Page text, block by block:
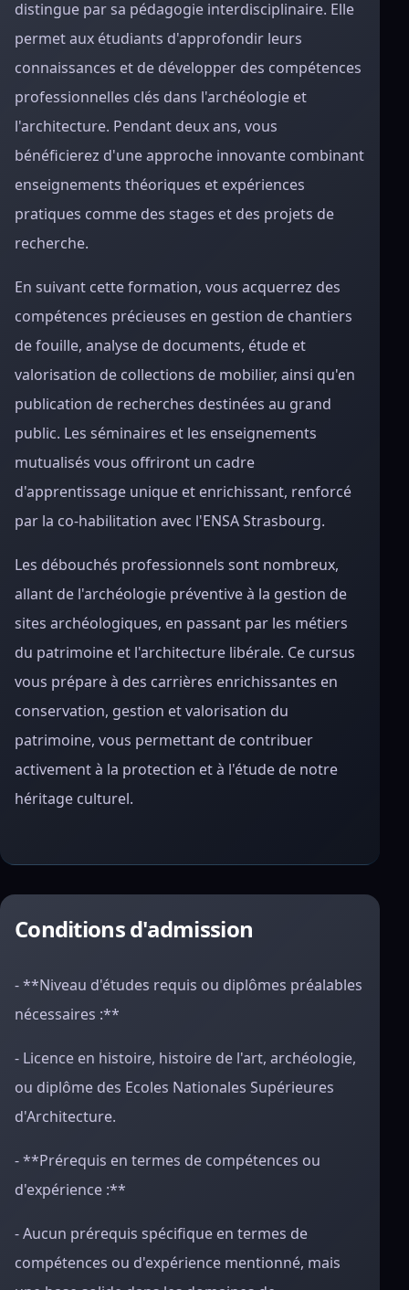
distingue par sa pédagogie interdisciplinaire. Elle
permet aux étudiants d'approfondir leurs
connaissances et de développer des compétences
professionnelles clés dans l'archéologie et
l'architecture. Pendant deux ans, vous
bénéficierez d'une approche innovante combinant
enseignements théoriques et expériences
pratiques comme des stages et des projets de
recherche.
En suivant cette formation, vous acquerrez des
compétences précieuses en gestion de chantiers
de fouille, analyse de documents, étude et
valorisation de collections de mobilier, ainsi qu'en
publication de recherches destinées au grand
public. Les séminaires et les enseignements
mutualisés vous offriront un cadre
d'apprentissage unique et enrichissant, renforcé
par la co-habilitation avec l'ENSA Strasbourg.
Les débouchés professionnels sont nombreux,
allant de l'archéologie préventive à la gestion de
sites archéologiques, en passant par les métiers
du patrimoine et l'architecture libérale. Ce cursus
vous prépare à des carrières enrichissantes en
conservation, gestion et valorisation du
patrimoine, vous permettant de contribuer
activement à la protection et à l'étude de notre
héritage culturel.
Conditions d'admission
- **Niveau d'études requis ou diplômes préalables
nécessaires :**
- Licence en histoire, histoire de l'art, archéologie,
ou diplôme des Ecoles Nationales Supérieures
d'Architecture.
- **Prérequis en termes de compétences ou
d'expérience :**
- Aucun prérequis spécifique en termes de
compétences ou d'expérience mentionné, mais